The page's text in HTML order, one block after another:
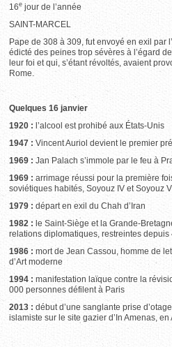
16e jour de l’année
SAINT-MARCEL
Pape de 308 à 309, fut envoyé en exil par
édicté des peines trop sévères à l’égard
leur foi et qui, s’étant révoltés, avaient
Rome.
Quelques 16 janvier
1920 : l’alcool est prohibé aux États-Unis
1947 : Vincent Auriol devient le premier
1969 : Jan Palach s’immole par le feu à
1969 : arrimage réussi pour la première
soviétiques habités, Soyouz IV et Soyouz V
1979 : départ en exil du Chah d’Iran
1982 : le Saint-Siège et la Grande-
relations diplomatiques, restreintes depuis
1986 : mort de Jean Cassou, homme de
d’Art moderne
1994 : manifestation laïque contre la
000 personnes défilent à Paris
2013 : début d’une sanglante prise
islamiste sur le site gazier d’In Amenas, en